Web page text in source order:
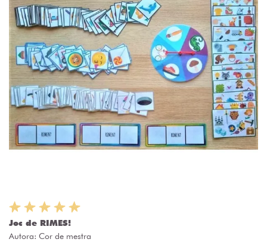
Joc de RIMES!
Autora: Cor de mestra